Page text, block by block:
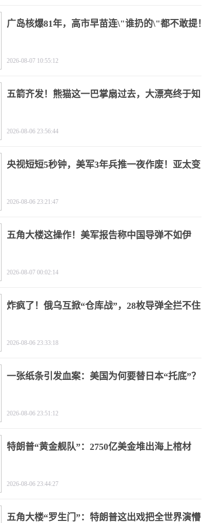
广岛核爆81年，高市早苗连\"谁扔的\"都不敢提！
2026-08-07 10:55:12
五箭齐发！熊猫这一巴掌扇过去，大漂亮终于知
2026-08-06 23:56:44
央视短短5秒钟，美军3年兵推一夜作废！亚太变
2026-08-06 23:21:47
五角大楼这操作！美军报告称中国导弹不如伊
2026-08-07 00:02:14
炸疯了！俄乌互掀“仓库战”，28枚导弹全拦不住
2026-08-06 23:33:18
一张纸条引发血案：美国为何要替日本“托底”？
2026-08-06 23:51:12
特朗普“黄金舰队”：2750亿美金堆出海上棺材
2026-08-06 23:44:27
五角大楼“罗生门”：特朗普这出戏把全世界演懵